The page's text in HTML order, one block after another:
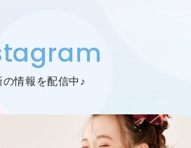
の情報を配信中♪